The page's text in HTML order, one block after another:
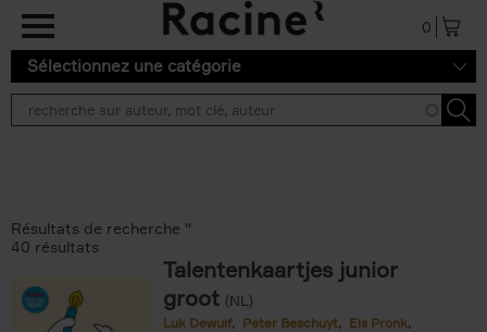
Aller au contenu principal
0
Sélectionnez une catégorie
Résultats de recherche ''
40 résultats
Talentenkaartjes junior
groot (NL)
Luk Dewulf Peter Beschuyt
Els Pronk